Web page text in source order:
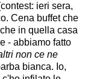
ieri sera,
Cena buffet che
in quella casa
- abbiamo fatto
non ce ne
bianca. Io,